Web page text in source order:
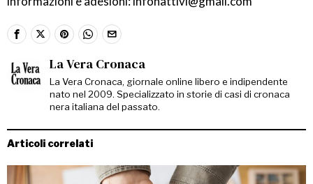
La Vera Cronaca
La Vera Cronaca, giornale online libero e indipendente
nato nel 2009. Specializzato in storie di casi di cronaca
nera italiana del passato.
Articoli correlati